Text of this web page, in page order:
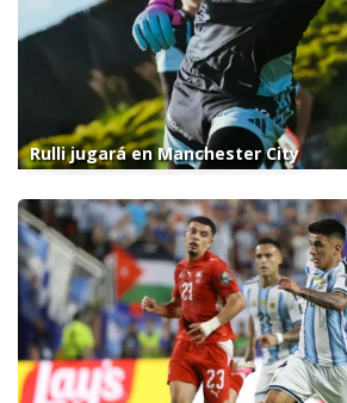
Rulli jugará en Manchester City